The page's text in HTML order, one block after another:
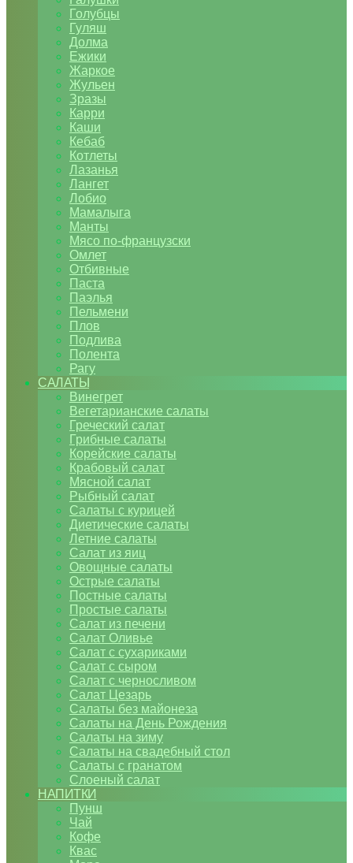
Голубцы
Гуляш
Долма
Ежики
Жаркое
Жульен
Зразы
Карри
Каши
Кебаб
Котлеты
Лазанья
Лангет
Лобио
Мамалыга
Манты
Мясо по-французски
Омлет
Отбивные
Паста
Паэлья
Пельмени
Плов
Подлива
Полента
Рагу
САЛАТЫ
Винегрет
Вегетарианские салаты
Греческий салат
Грибные салаты
Корейские салаты
Крабовый салат
Мясной салат
Рыбный салат
Салаты с курицей
Диетические салаты
Летние салаты
Салат из яиц
Овощные салаты
Острые салаты
Постные салаты
Простые салаты
Салат из печени
Салат Оливье
Салат с сухариками
Салат с сыром
Салат с черносливом
Салат Цезарь
Салаты без майонеза
Салаты на День Рождения
Салаты на зиму
Салаты на свадебный стол
Салаты с гранатом
Слоеный салат
НАПИТКИ
Пунш
Чай
Кофе
Квас